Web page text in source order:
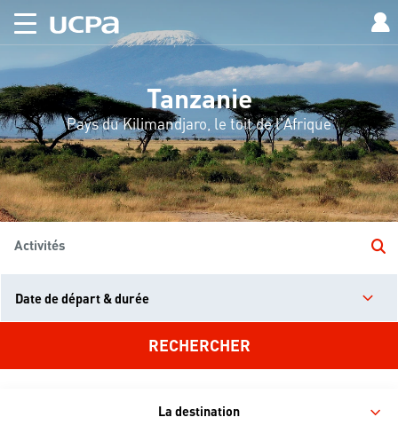
Tanzanie
Pays du Kilimandjaro, le toit de l'Afrique
Activités
Date de départ & durée
RECHERCHER
La destination